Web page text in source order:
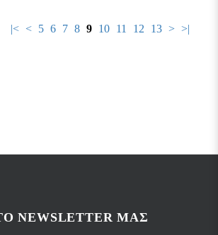
|< < 5 6 7 8 9 10 11 12 13 > >|
NEWSLETTER ΜΑΣ